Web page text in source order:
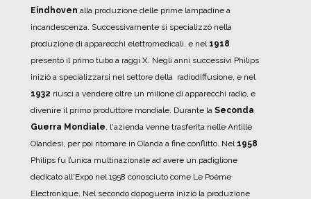
Eindhoven alla produzione delle prime lampadine a
incandescenza. Successivamente si specializzò nella
produzione di apparecchi elettromedicali, e nel 1918
presentò il primo tubo a raggi X. Negli anni successivi Philips
iniziò a specializzarsi nel settore della radiodiffusione, e nel
1932 riuscì a vendere oltre un milione di apparecchi radio, e
divenire il primo produttore mondiale. Durante la Seconda
Guerra Mondiale , l'azienda venne trasferita nelle Antille
Olandesi, per poi ritornare in Olanda a fine conflitto. Nel 1958
Philips fu l’unica multinazionale ad avere un padiglione
dedicato all'Expo nel 1958 conosciuto come Le Poème
Electronique. Nel secondo dopoguerra iniziò la produzione